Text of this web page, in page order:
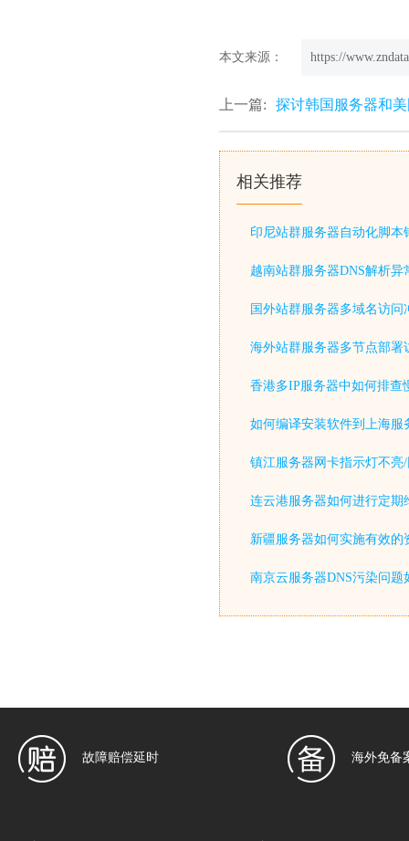
本文来源： https://
上一篇: 探讨韩国服务器和
相关推荐
印尼站群服务器自动化脚本
越南站群服务器DNS解析异
国外站群服务器多域名访问
海外站群服务器多节点部署
香港多IP服务器中如何排查
如何编译安装软件到上海服
镇江服务器网卡指示灯不亮
连云港服务器如何进行定期
新疆服务器如何实施有效的
南京云服务器DNS污染问题
故障赔偿延时 海外免备